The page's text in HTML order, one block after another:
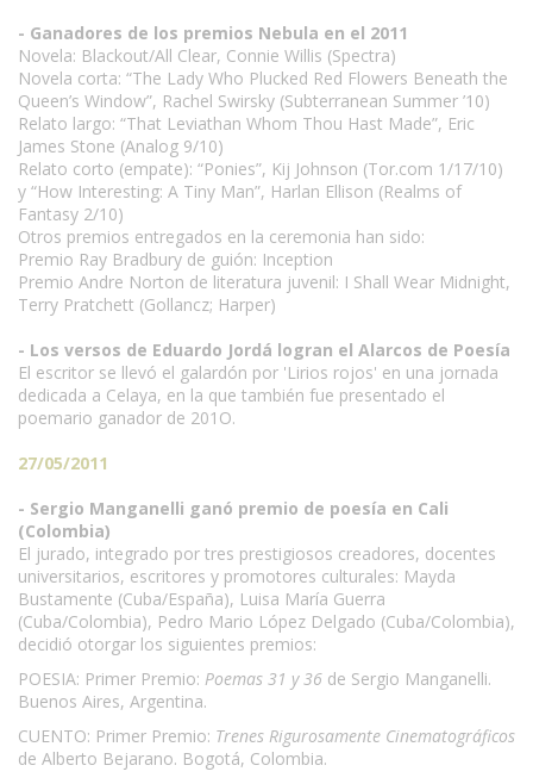
- Ganadores de los premios Nebula en el 2011
Novela: Blackout/All Clear, Connie Willis (Spectra)
Novela corta: “The Lady Who Plucked Red Flowers Beneath the
Queen’s Window”, Rachel Swirsky (Subterranean Summer ’10)
Relato largo: “That Leviathan Whom Thou Hast Made”, Eric
James Stone (Analog 9/10)
Relato corto (empate): “Ponies”, Kij Johnson (Tor.com 1/17/10)
y “How Interesting: A Tiny Man”, Harlan Ellison (Realms of
Fantasy 2/10)
Otros premios entregados en la ceremonia han sido:
Premio Ray Bradbury de guión: Inception
Premio Andre Norton de literatura juvenil: I Shall Wear Midnight,
Terry Pratchett (Gollancz; Harper)
- Los versos de Eduardo Jordá logran el Alarcos de Poesía
El escritor se llevó el galardón por 'Lirios rojos' en una jornada
dedicada a Celaya, en la que también fue presentado el
poemario ganador de 201O.
27/05/2011
- Sergio Manganelli ganó premio de poesía en Cali
(Colombia)
El jurado, integrado por tres prestigiosos creadores, docentes
universitarios, escritores y promotores culturales: Mayda
Bustamente (Cuba/España), Luisa María Guerra
(Cuba/Colombia), Pedro Mario López Delgado (Cuba/Colombia),
decidió otorgar los siguientes premios:
POESIA: Primer Premio: Poemas 31 y 36 de Sergio Manganelli.
Buenos Aires, Argentina.
CUENTO: Primer Premio: Trenes Rigurosamente Cinematográficos
de Alberto Bejarano. Bogotá, Colombia.